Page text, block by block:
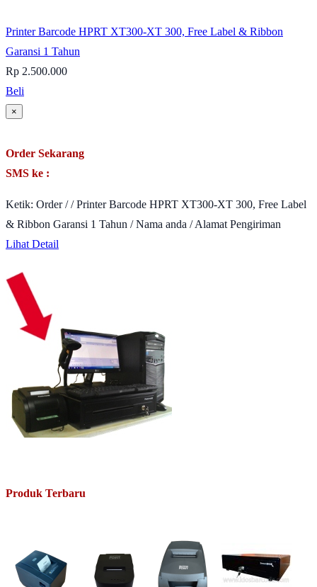
Printer Barcode HPRT XT300-XT 300, Free Label & Ribbon
Garansi 1 Tahun
Rp 2.500.000
Beli
×
Order Sekarang
SMS ke :
Ketik: Order / / Printer Barcode HPRT XT300-XT 300, Free Label
& Ribbon Garansi 1 Tahun / Nama anda / Alamat Pengiriman
Lihat Detail
Produk Terbaru